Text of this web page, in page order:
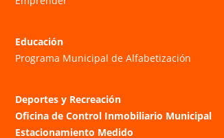
Educación
Programa Municipal de Alfabetización
Deportes y Recreación
Oficina de Control Inmobiliario Municipal
Estacionamiento Medido